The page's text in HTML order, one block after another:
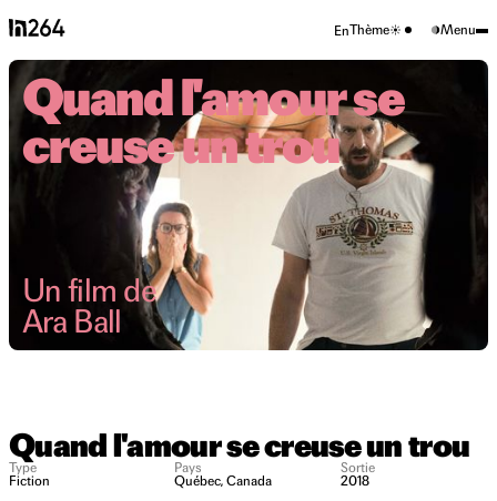
EnThème Menu
Quand l'amour se
creuse un trou
Un film de
Ara Ball
Quand l'amour se creuse un trou
Type
Fiction
Pays
Québec, Canada
Sortie
2018